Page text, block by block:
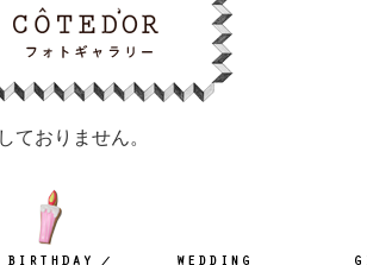
ておりません。